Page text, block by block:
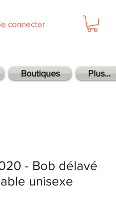
connecter
Boutiques Plus...
- Bob délavé
unisexe